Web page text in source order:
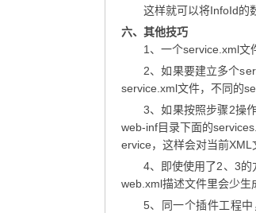
这样就可以将InfoId的
六、其他技巧
1、一个service.xml文
2、如果要建立多个
service.xml文件，不同的
3、如果按照步骤2操
web-inf目录下面的
ervice，这样会对当前XML
4、即使使用了2、3的
web.xml描述文件里会少生
5、同一个插件工程